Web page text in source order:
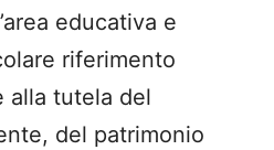
educativa e
riferimento
alla tutela del
del patrimonio